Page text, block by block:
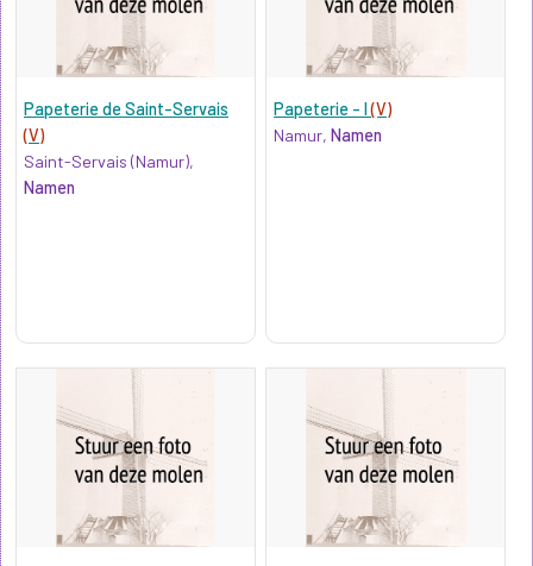
Papeterie de Saint-Servais
(V)
Saint-Servais (Namur),
Namen
Papeterie - I(V)
Namur,Namen